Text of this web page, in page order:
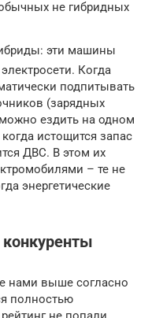
не гибридных
эти машины
Когда
подпитывать
(зарядных
ездить на одном
истощится запас
ДВС. В этом их
– те не
энергетические
нами выше согласно
полностью